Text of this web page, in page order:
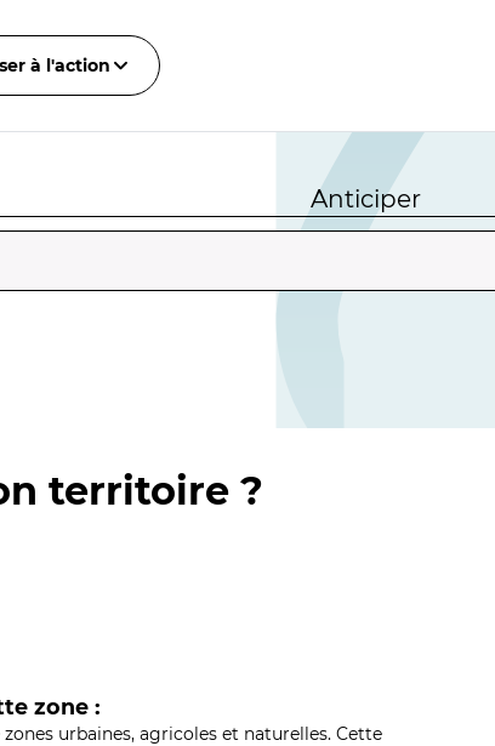
à l'action
Anticiper
territoire ?
zone :
urbaines, agricoles et naturelles. Cette